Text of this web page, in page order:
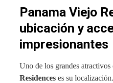
Panama Viejo
ubicación y
impresionantes
Uno de los grandes atractivos
Residences es su